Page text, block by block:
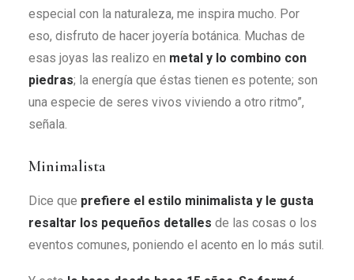
especial con la naturaleza, me inspira mucho. Por
eso, disfruto de hacer joyería botánica. Muchas de
esas joyas las realizo en metal y lo combino con
piedras; la energía que éstas tienen es potente; son
una especie de seres vivos viviendo a otro ritmo”,
señala.
Minimalista
Dice que prefiere el estilo minimalista y le gusta
resaltar los pequeños detalles de las cosas o los
eventos comunes, poniendo el acento en lo más sutil.